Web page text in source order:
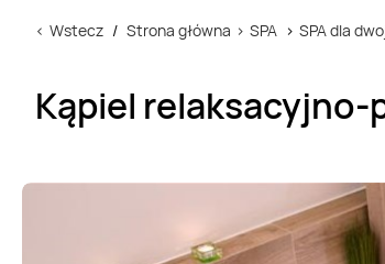
Wstecz Strona główna SPA SPA dla
Kąpiel relaksacyjno-